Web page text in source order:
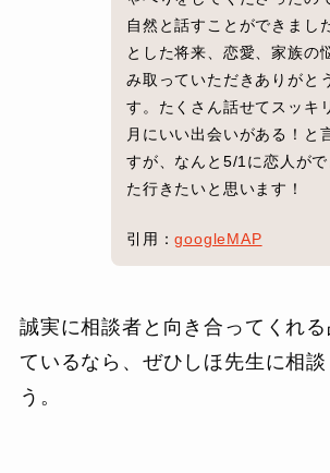
自然と話すことができまし
とした将来、恋愛、家族の
み取っていただきありがと
す。たくさん話せてスッキ
月にいい出会いがある！と
すが、なんと5/1に恋人がで
た行きたいと思います！
引用：googleMAP
誠実に相談者と向き合ってくれ
ているなら、ぜひしほ先生に相談
う。